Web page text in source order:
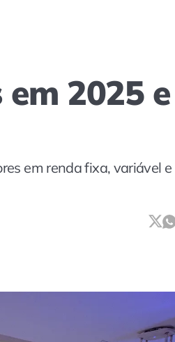
2025 e
em renda fixa, variável e